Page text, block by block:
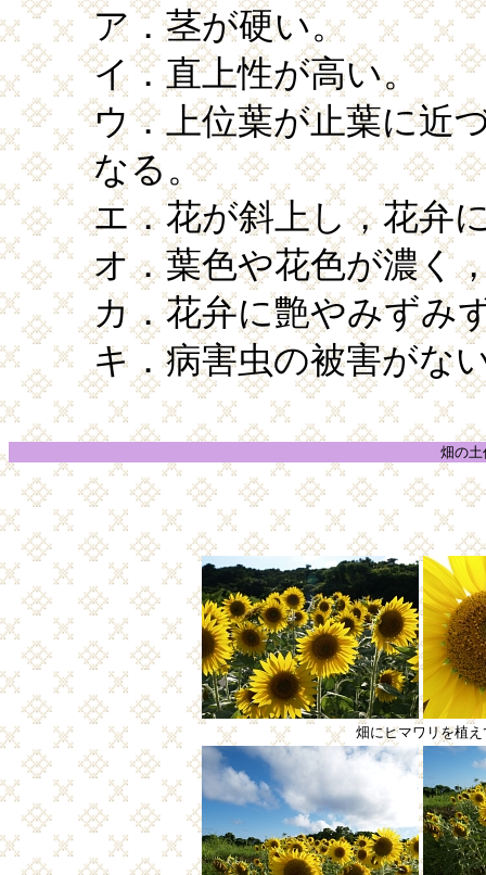
ア．茎が硬い。
イ．直上性が高い。
ウ．上位葉が止葉に近
なる。
エ．花が斜上し，花弁
オ．葉色や花色が濃く
カ．花弁に艶やみずみ
キ．病害虫の被害がな
畑の土
畑にヒマワリを植